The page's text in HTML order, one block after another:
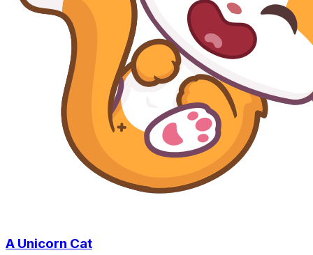
A Unicorn Cat